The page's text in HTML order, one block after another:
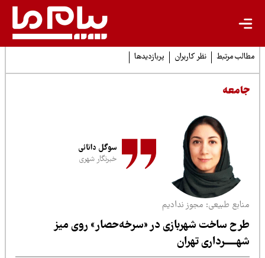
مرتبط نظر کاربران پربازدیدها
سوگل دانائی
خبرنگار شهری
طبیعی: مجوز ندادیم
ساخت شهربازی در «سرخه‌حصار» روی میز
تهران